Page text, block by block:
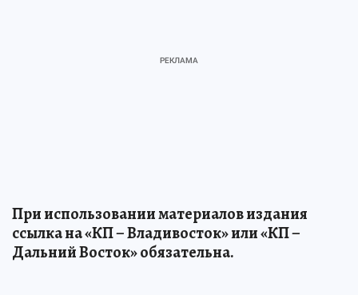
При использовании материалов издания
ссылка на «КП – Владивосток» или «КП –
Дальний Восток» обязательна.